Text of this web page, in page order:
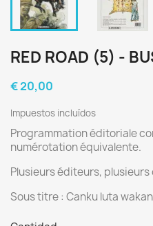
RED ROAD (5) -
€ 20,00
Impuestos incluídos
Programmation éditoriale
numérotation équivalente.
Plusieurs éditeurs,
Sous titre : Canku luta